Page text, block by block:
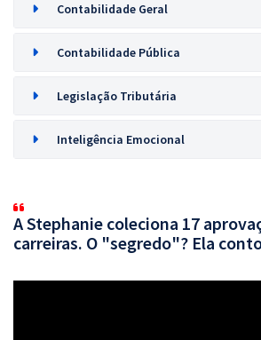
Contabilidade Geral
Contabilidade Pública
Legislação Tributária
Inteligência Emocional
A Stephanie coleciona 17
carreiras. O "segredo"? Ela